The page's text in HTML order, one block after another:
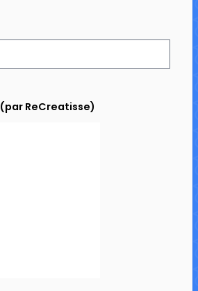
(par ReCreatisse)